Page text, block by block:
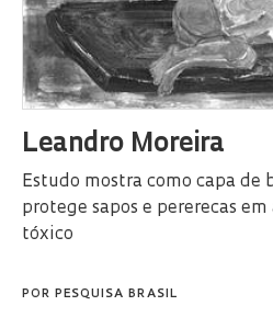
Leandro Moreira
Estudo mostra como capa de
protege sapos e pererecas
tóxico
POR PESQUISA BRASIL